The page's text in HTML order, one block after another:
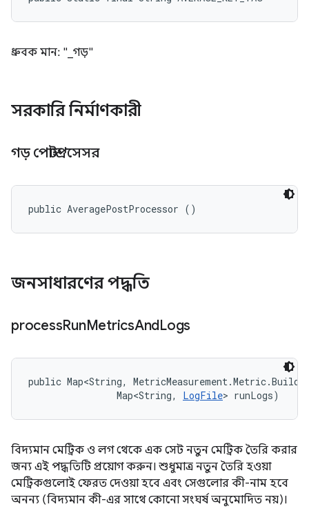
ধ্রুবক মান: "_গড়"
সরকারি নির্মাণকারী
গড় পোস্টপ্রসেসর
public AveragePostProcessor ()
জনসাধারণের পদ্ধতি
processRunMetricsAndLogs
public Map<String,
                Map<String,
LogFile> runLogs)
বিদ্যমান মেট্রিক ও লগ থেকে এক সেট নতুন মেট্রিক তৈরি করার
জন্য এই পদ্ধতিটি প্রয়োগ করুন। শুধুমাত্র নতুন তৈরি হওয়া
মেট্রিকগুলোই ফেরত দেওয়া হবে এবং সেগুলোর কী-নাম হবে
অনন্য (বিদ্যমান কী-এর সাথে কোনো সংঘর্ষ অনুমোদিত নয়)।